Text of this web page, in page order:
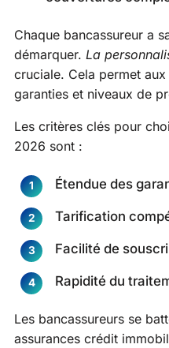
Chaque bancassureur a
démarquer. La
cruciale. Cela permet
garanties et niveaux de
Les critères clés pour
2026 sont :
Étendue des
Tarification
Facilité de
Rapidité du
Les bancassureurs se
assurances crédit